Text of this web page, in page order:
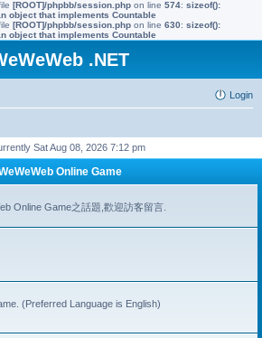
[ROOT]/phpbb/session.php on line 574: sizeof():
object that implements Countable
[ROOT]/phpbb/session.php on line 630: sizeof():
object that implements Countable
.NET
Login
Sat Aug 08, 2026 7:12 pm
Online Game
Online Game之話題,歡迎訪客留言.
(Preferred Language is English)